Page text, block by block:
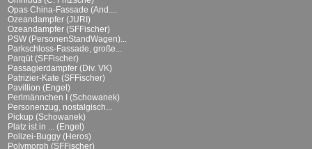
Opas China-Fassade (And....
Ozeandampfer (JURI)
Ozeandampfer (SFFischer)
PSW (PersonenStandWagen)...
Parkschloss-Fassade, große...
Parqüt (SFFischer)
Passagierdampfer (Div. VK)
Patrizier-Kate (SFFischer)
Pavillion (Engel)
Perlmännchen I (Schowanek)
Personenzug, nostalgisch...
Pickup (Schowanek)
Platz ist in ... (Engel)
Polizei-Buggy (Heros)
Polymorph (SFFischer)